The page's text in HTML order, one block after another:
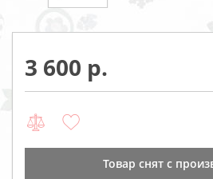
3 600
Товар cнят с